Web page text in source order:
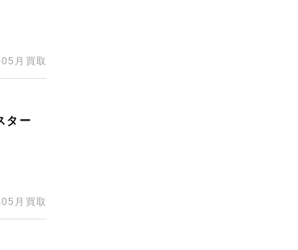
月買取
ター
月買取